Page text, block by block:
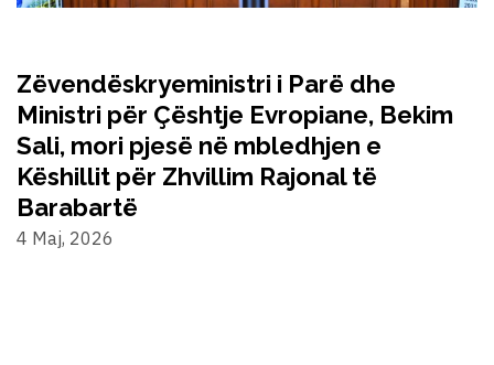
Zëvendëskryeministri i Parë dhe
Ministri për Çështje Evropiane, Bekim
Sali, mori pjesë në mbledhjen e
Këshillit për Zhvillim Rajonal të
Barabartë
4 Maj, 2026